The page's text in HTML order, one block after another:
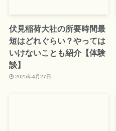
伏見稲荷大社の所要時間最
短はどれぐらい？やっては
いけないことも紹介【体験
談】
2025年4月27日